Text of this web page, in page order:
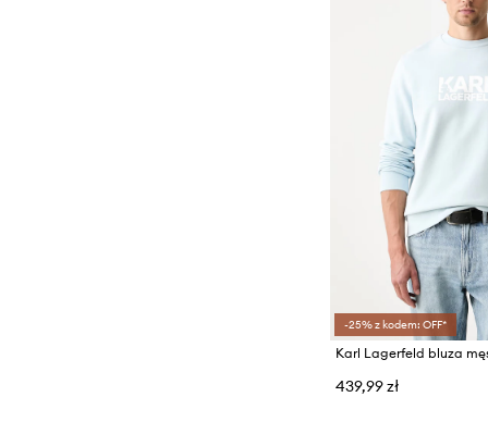
-25% z kodem: OFF*
Karl Lagerfeld bluza
439,99 zł